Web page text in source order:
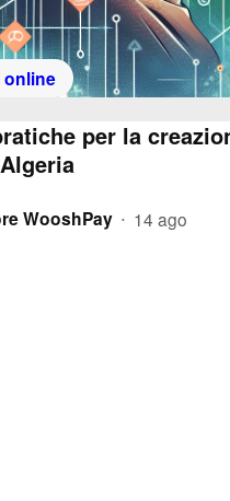
online
per la
WooshPay • 14 ago